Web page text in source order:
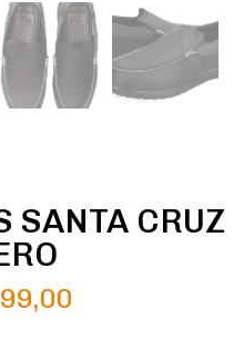
SANTA CRUZ